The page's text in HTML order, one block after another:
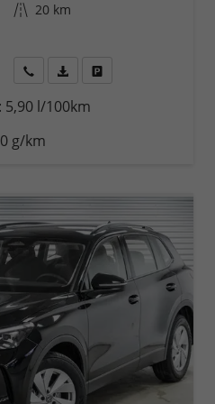
Kilometerstand 20 km
anfordern
Datei,
5,90 l/100km
g/km